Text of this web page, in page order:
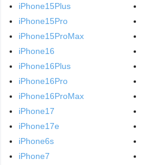
iPhone15Plus
iPhone15Pro
iPhone15ProMax
iPhone16
iPhone16Plus
iPhone16Pro
iPhone16ProMax
iPhone17
iPhone17e
iPhone6s
iPhone7